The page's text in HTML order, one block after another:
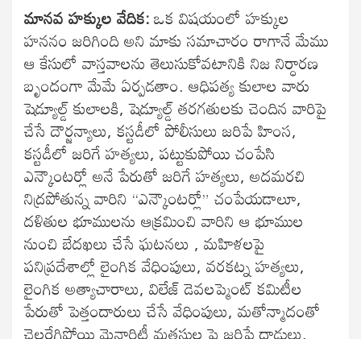
మానవ హక్కుల వేదిక:ఒక విషయంలో హక్కుల
హననం జరిగింది అని మాకు సమాచారం రాగానే మేము
ఆ కేసులో వాస్తవాలను తెలుసుకోవటానికి నిజ నిర్ధారణ
బృందంగా మేమే ఏర్పడతాం. ఆధిపత్య కులాల వారు
షెడ్యూల్డ్ కులాలకి, షెడ్యూల్డ్ తరగతులకు చెందిన వారిపై
చేసే దౌర్జన్యాలు, కస్టడీలో పోలీసులు జరిపే హింస,
కస్టడీలో జరిగే హత్యలు, పట్టుకుపోయి చంపేసి
ఎన్కౌంటర్లో అనే పేరుతో జరిగే హత్యలు, అదమరచి
నిద్రపోతున్న వారిని “ఎన్కౌంటర్లో” చంపేయడాలూ,
దళితుల భూములను ఆక్రమించి వారిని ఆ భూముల
నుంచి బేదఖలు చేసే ఘటనలు , మహిళలపై
పనిప్రదేశాల్లో లైంగిక వేధింపులు, వరకట్న హత్యలు,
లైంగిక అత్యాచారాలు, విలేజ్ డెవలప్మెంట్ కమిటీల
పేరుతో పెత్తందారులు చేసే వేధింపులు, మతోన్మాదంతో